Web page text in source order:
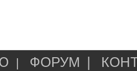
| ФОРУМ